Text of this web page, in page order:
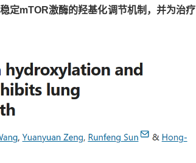
定mTOR激酶的羟基化调节机制，并为治疗